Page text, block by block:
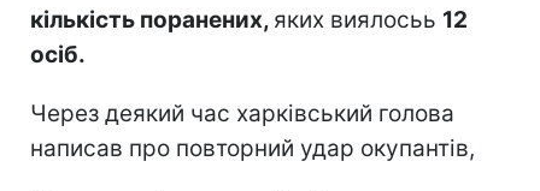
кількість поранених, яких виялосьь 12
осіб.
Через деякий час харківський голова
написав про повторний удар окупантів,